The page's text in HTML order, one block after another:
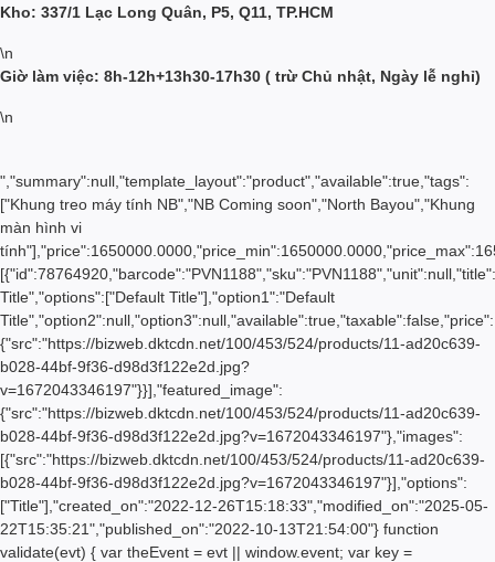
------------------------------------------------
Sản phẩm được phân phối bởi:
CÔNG TY TNHH THƯƠNG MẠI SIÊU
NHỎ
- Ship/COD - Zalo Xuân Trang:
0932.837.818
Kho: 337/1 Lạc Long Quân, P5, Q11, TP.HCM
\n
Giờ làm việc: 8h-12h+13h30-17h30 ( trừ Chủ nhật, Ngày lễ nghỉ)
\n
","summary":null,"template_layout":"product","available":true,"tags":
["Khung treo máy tính NB","NB Coming soon","North Bayou","Khung
màn hình vi
Title","options":["Default Title"],"option1":"Default
{"src":"https://bizweb.dktcdn.net/100/453/524/products/11-ad20c639-
b028-44bf-9f36-d98d3f122e2d.jpg?
v=1672043346197"}}],"featured_image":
{"src":"https://bizweb.dktcdn.net/100/453/524/products/11-ad20c639-
b028-44bf-9f36-d98d3f122e2d.jpg?v=1672043346197"},"images":
[{"src":"https://bizweb.dktcdn.net/100/453/524/products/11-ad20c639-
b028-44bf-9f36-d98d3f122e2d.jpg?v=1672043346197"}],"options":
["Title"],"created_on":"2022-12-26T15:18:33","modified_on":"2025-05-
22T15:35:21","published_on":"2022-10-13T21:54:00"} function
validate(evt) { var theEvent = evt || window.event; var key =